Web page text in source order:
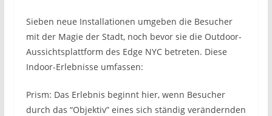
Sieben neue Installationen umgeben die Besucher
mit der Magie der Stadt, noch bevor sie die Outdoor-
Aussichtsplattform des Edge NYC betreten. Diese
Indoor-Erlebnisse umfassen:
Prism: Das Erlebnis beginnt hier, wenn Besucher
durch das “Objektiv” eines sich ständig verändernden